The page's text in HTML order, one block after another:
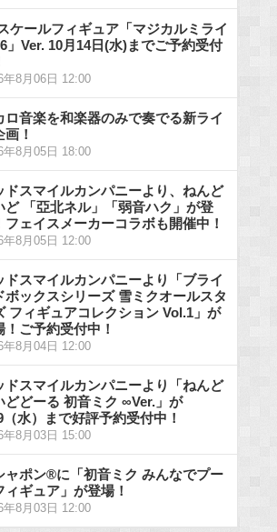
ケールフィギュア「マジカルミライ
」Ver. 10月14日(水)までご予約受付
年8月06日 12:00
ロ音楽を和楽器のみで奏でる新ライ
画！
年8月05日 18:00
ドスマイルカンパニーより、ねんど
ど 「亞北ネル」「弱音ハク」が登
フェイスメーカーコラボも開催中！
年8月05日 12:00
ドスマイルカンパニーより「ブライ
ボックスシリーズ 雪ミクオールスタ
フィギュアコレクション Vol.1」が
！ご予約受付中！
年8月04日 12:00
ドスマイルカンパニーより「ねんど
どどーる 初音ミク ∞Ver.」が
（水）まで好評予約受付中！
年8月03日 15:00
ャポン®に「初音ミク みんなでプー
ィギュア」が登場！
年8月03日 12:00